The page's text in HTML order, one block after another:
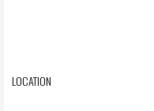
LOCATION